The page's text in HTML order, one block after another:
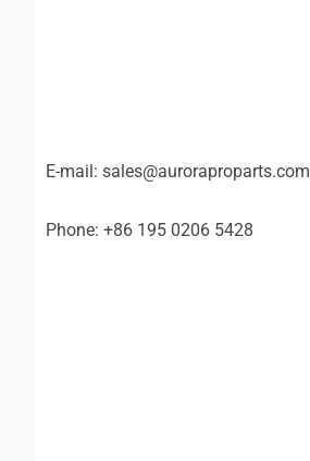
E-mail: sales@auroraproparts.com
Phone: +86 195 0206 5428